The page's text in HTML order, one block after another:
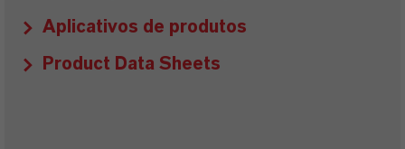
Aplicativos de produtos
Product Data Sheets